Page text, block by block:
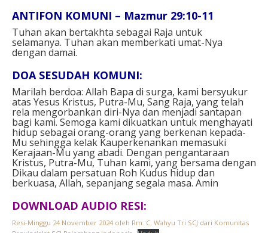
ANTIFON KOMUNI – Mazmur 29:10-11
Tuhan akan bertakhta sebagai Raja untuk
selamanya. Tuhan akan memberkati umat-Nya
dengan damai.
DOA SESUDAH KOMUNI:
Marilah berdoa: Allah Bapa di surga, kami bersyukur
atas Yesus Kristus, Putra-Mu, Sang Raja, yang telah
rela mengorbankan diri-Nya dan menjadi santapan
bagi kami. Semoga kami dikuatkan untuk menghayati
hidup sebagai orang-orang yang berkenan kepada-
Mu sehingga kelak Kauperkenankan memasuki
Kerajaan-Mu yang abadi. Dengan pengantaraan
Kristus, Putra-Mu, Tuhan kami, yang bersama dengan
Dikau dalam persatuan Roh Kudus hidup dan
berkuasa, Allah, sepanjang segala masa. Amin
DOWNLOAD AUDIO RESI:
Resi-Minggu 24 November 2024 oleh Rm. C. Wahyu Tri SCJ dari Komunitas